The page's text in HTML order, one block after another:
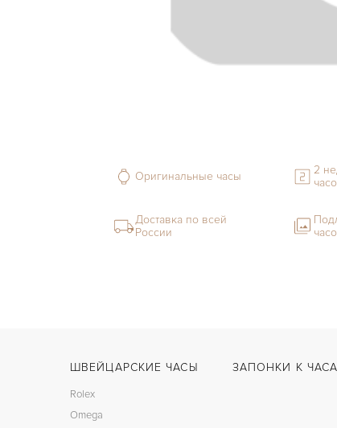
Оригинальные часы
2
Доставка по всей
России
ШВЕЙЦАРСКИЕ ЧАСЫ
Rolex
Omega
ЗАПОНКИ К